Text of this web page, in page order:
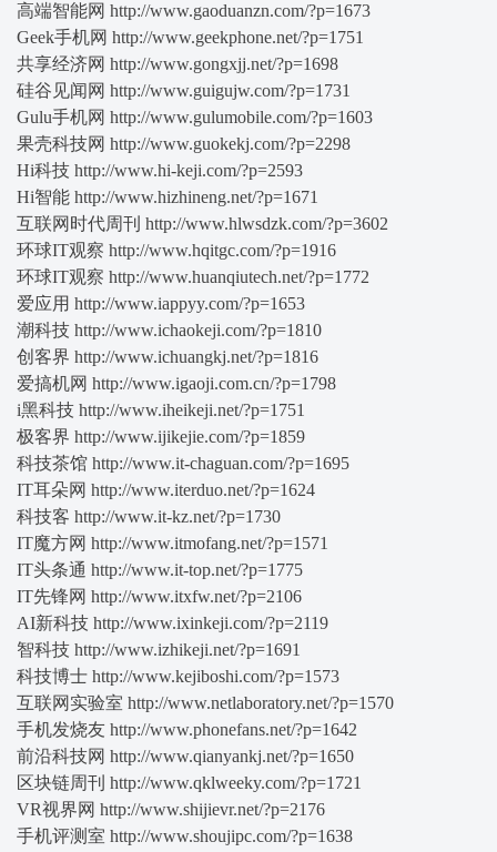
高端智能网 http://www.gaoduanzn.com/?p=1673
Geek手机网 http://www.geekphone.net/?p=1751
共享经济网 http://www.gongxjj.net/?p=1698
硅谷见闻网 http://www.guigujw.com/?p=1731
Gulu手机网 http://www.gulumobile.com/?p=1603
果壳科技网 http://www.guokekj.com/?p=2298
Hi科技 http://www.hi-keji.com/?p=2593
Hi智能 http://www.hizhineng.net/?p=1671
互联网时代周刊 http://www.hlwsdzk.com/?p=3602
环球IT观察 http://www.hqitgc.com/?p=1916
环球IT观察 http://www.huanqiutech.net/?p=1772
爱应用 http://www.iappyy.com/?p=1653
潮科技 http://www.ichaokeji.com/?p=1810
创客界 http://www.ichuangkj.net/?p=1816
爱搞机网 http://www.igaoji.com.cn/?p=1798
i黑科技 http://www.iheikeji.net/?p=1751
极客界 http://www.ijikejie.com/?p=1859
科技茶馆 http://www.it-chaguan.com/?p=1695
IT耳朵网 http://www.iterduo.net/?p=1624
科技客 http://www.it-kz.net/?p=1730
IT魔方网 http://www.itmofang.net/?p=1571
IT头条通 http://www.it-top.net/?p=1775
IT先锋网 http://www.itxfw.net/?p=2106
AI新科技 http://www.ixinkeji.com/?p=2119
智科技 http://www.izhikeji.net/?p=1691
科技博士 http://www.kejiboshi.com/?p=1573
互联网实验室 http://www.netlaboratory.net/?p=1570
手机发烧友 http://www.phonefans.net/?p=1642
前沿科技网 http://www.qianyankj.net/?p=1650
区块链周刊 http://www.qklweeky.com/?p=1721
VR视界网 http://www.shijievr.net/?p=2176
手机评测室 http://www.shoujipc.com/?p=1638